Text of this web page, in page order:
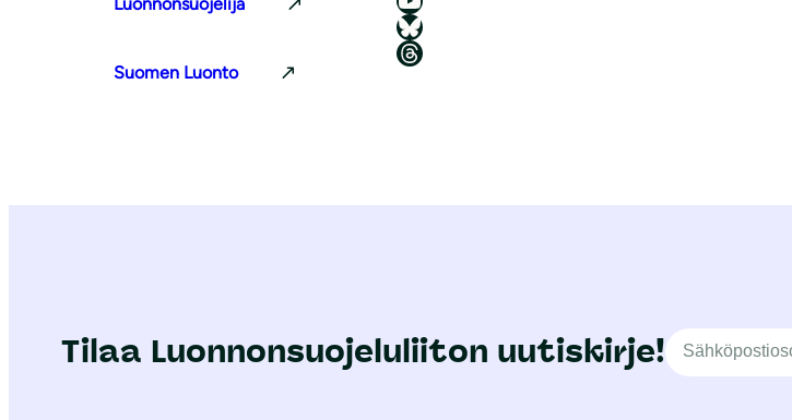
Suomen Luonto
Luonnonsuojeluliitto Blueskyssa
Luonnonsuojeluliitto Threadsissa
Tilaa Luonnonsuojeluliiton uutiskirje!